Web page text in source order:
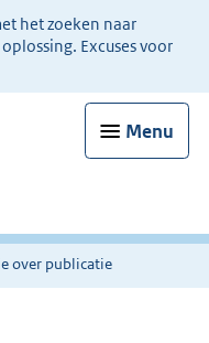
het zoeken naar
Excuses voor
Menu
over publicatie